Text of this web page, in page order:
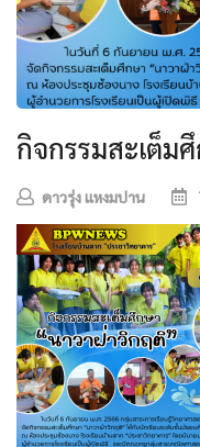
กิจกรรมสะเต็ม
ดาวรุ่ง แหงมปาน